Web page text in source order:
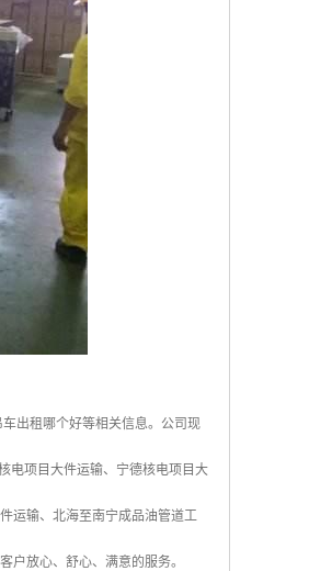
出租哪个好等相关信息。公司现
电项目大件运输、宁德核电项目大
运输、北海至南宁成品油管道工
户放心、舒心、满意的服务。